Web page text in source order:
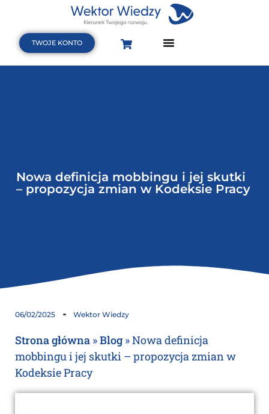
TWOJE KONTO
Nowa definicja mobbingu i jej skutki
– propozycja zmian w Kodeksie Pracy
06/02/2025 Wektor Wiedzy
Strona główna »Blog»Nowa definicja
mobbingu i jej skutki – propozycja zmian w
Kodeksie Pracy